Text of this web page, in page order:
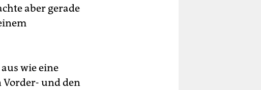
aber gerade
wie eine
Vorder- und den